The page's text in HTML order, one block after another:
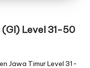
(GI) Level 31-50
Jawa Timur Level 31-